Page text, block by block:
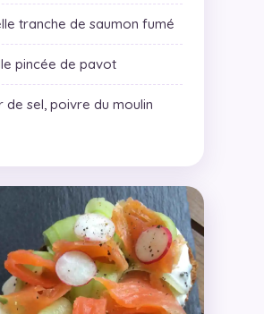
tranche de saumon fumé
pincée de pavot
de sel, poivre du moulin